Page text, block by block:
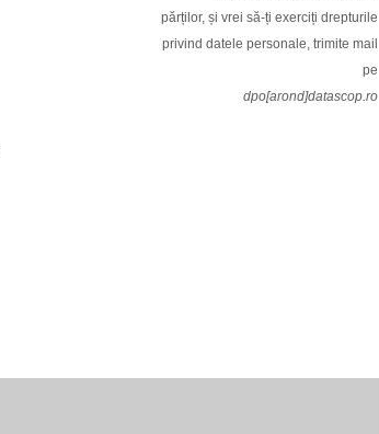
părților, și vrei să-ți exerciți drepturile
privind datele personale, trimite mail
pe
dpo[arond]datascop.ro